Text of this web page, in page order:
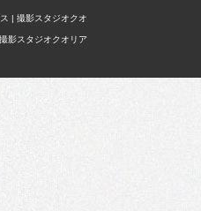
| 撮影スタジオクオ
撮影スタジオクオリア